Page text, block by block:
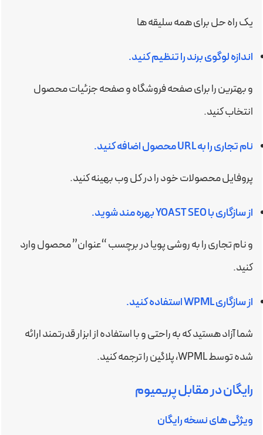
یک راه حل برای همه سلیقه ها
اندازه لوگوی برند را تنظیم کنید.
و بهترین را برای صفحه فروشگاه و صفحه جزئیات محصول
انتخاب کنید.
نام تجاری را به URL محصول اضافه کنید.
پروفایل محصولات خود را در کل وب بهینه کنید.
از سازگاری با YOAST SEO بهره مند شوید.
و نام تجاری را به روشی پویا در برچسب “عنوان” محصول وارد
کنید.
از سازگاری WPML استفاده کنید.
شما آزاد هستید که به راحتی و با استفاده از ابزار قدرتمند ارائه
شده توسط WPML، پلاگین را ترجمه کنید.
رایگان در مقابل پریمیوم
ویژگی های نسخه رایگان